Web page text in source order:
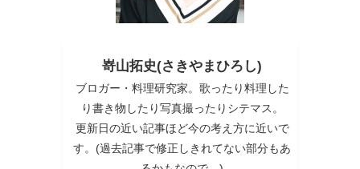
嵜山拓史(さきやまひろし)
ブロガー・料理研究家。歌ったり料理した
り書き物したり写真撮ったりシテマス。
更新日の近い記事ほど今の考え方に近いで
す。(過去記事で修正しきれてない部分もあ